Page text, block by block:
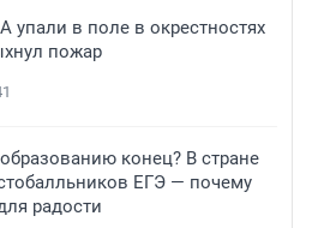
в поле в окрестностях
пожар
конец? В стране
ЕГЭ — почему
радости